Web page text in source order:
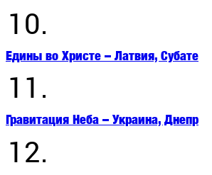
10.
Едины во Христе – Латвия, Субате
11.
Гравитация Неба – Украина, Днепр
12.